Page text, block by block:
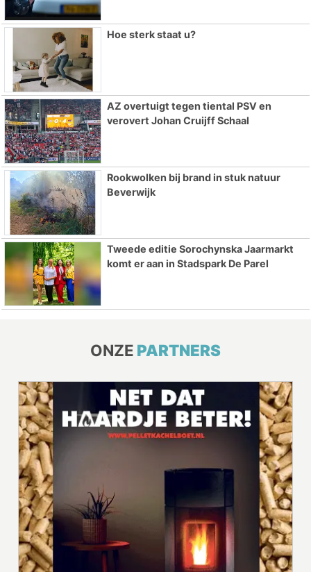
Hoe sterk staat u?
AZ overtuigt tegen tiental PSV en
verovert Johan Cruijff Schaal
Rookwolken bij brand in stuk natuur
Beverwijk
Tweede editie Sorochynska Jaarmarkt
komt er aan in Stadspark De Parel
ONZE PARTNERS